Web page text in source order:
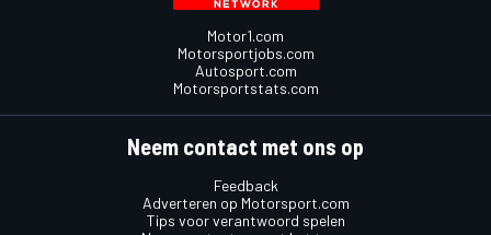
Motor1.com
Motorsportjobs.com
Autosport.com
Motorsportstats.com
Neem contact met ons op
Feedback
Adverteren op Motorsport.com
Tips voor verantwoord spelen